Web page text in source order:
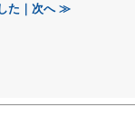
た｜次へ ≫